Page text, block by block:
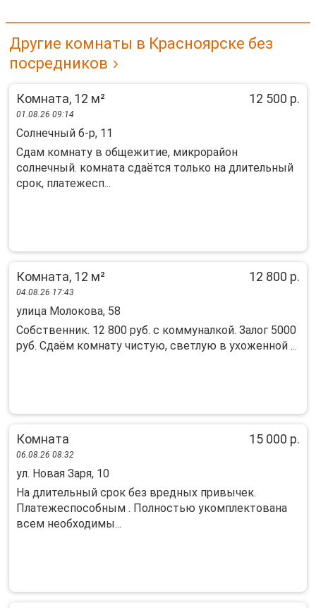
Другие комнаты в Красноярске без
посредников
Комната, 12 м² 12 500 р.
01.08.26 09:14
Солнечный б-р, 11
Сдам комнату в общежитие, микрорайон
солнечный. комната сдаётся только на длительный
срок, платежесп...
Комната, 12 м² 12 800 р.
04.08.26 17:43
улица Молокова, 58
Собственник. 12 800 руб. с коммуналкой. Залог 5000
руб. Сдаём комнату чистую, светлую в ухоженной ...
Комната 15 000 р.
06.08.26 08:32
ул. Новая Заря, 10
На длительный срок без вредных привычек.
Платежеспособным . Полностью укомплектована
всем необходимы...